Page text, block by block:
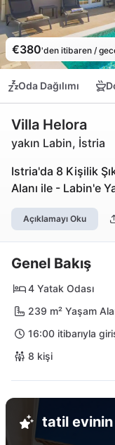
€380'den itibaren /
Oda Dağılımı
Villa Helora
yakın Labin, İstria
Istria'da 8 Kişilik
Alanı ile - Labin'e
Açıklamayı Oku
Genel Bakış
4 Yatak Odası
239 m² Yaşam
16:00 itibarıyla
8 kişi
tatil evinin